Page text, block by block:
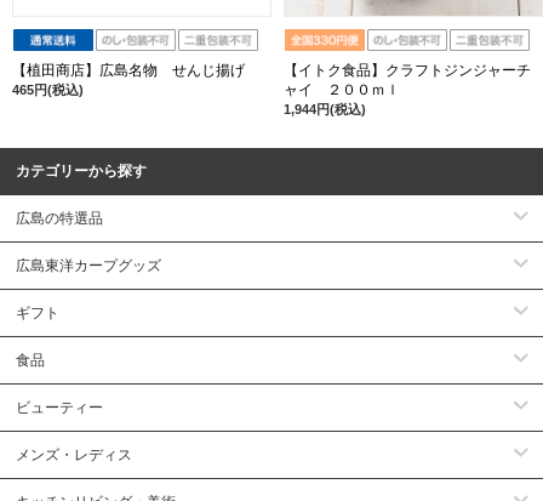
【植田商店】広島名物 せんじ揚げ
465円(税込)
【イトク食品】クラフトジンジャーチ
ャイ ２００ｍｌ
1,944円(税込)
カテゴリーから探す
広島の特選品
広島東洋カープグッズ
ギフト
食品
ビューティー
メンズ・レディス